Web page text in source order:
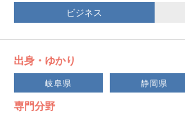
ビジネス
出身・ゆかり
岐阜県 静岡県
専門分野